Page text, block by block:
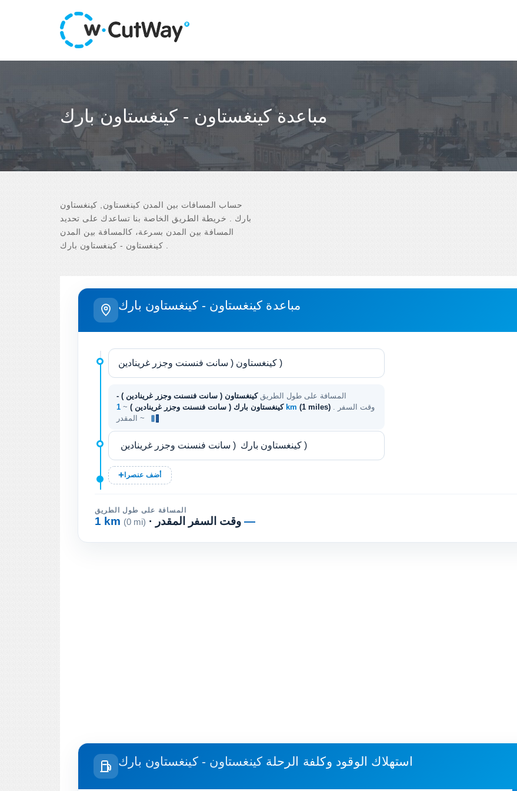
مباعدة كينغستاون - كينغستاون بارك
حساب المسافات بين المدن كينغستاون, كينغستاون
بارك . خريطة الطريق الخاصة بنا تساعدك على تحديد
المسافة بين المدن بسرعة، كالمسافة بين المدن
مباعدة كينغستاون - كينغستاون بارك
المسافة على طول الطريقكينغستاون ( سانت فنسنت وجزر غرينادين ) -
كينغستاون بارك ( سانت فنسنت وجزر غرينادين ) ~ 1 km (1 miles)
المقدر ~
أضف عنصرا
المسافة على طول الطريق
1 km (0 mi) —
استهلاك الوقود وكلفة الرحلة كينغستاون - كينغستاون بارك